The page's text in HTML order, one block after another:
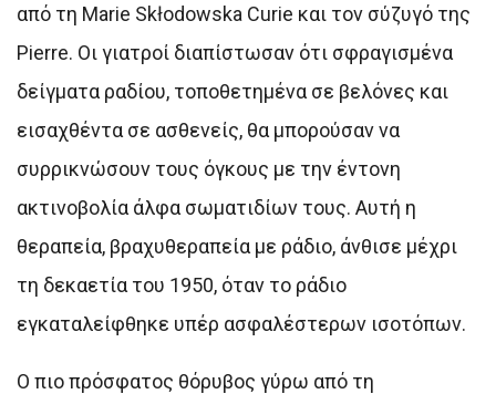
από τη Marie Skłodowska Curie και τον σύζυγό της
Pierre. Οι γιατροί διαπίστωσαν ότι σφραγισμένα
δείγματα ραδίου, τοποθετημένα σε βελόνες και
εισαχθέντα σε ασθενείς, θα μπορούσαν να
συρρικνώσουν τους όγκους με την έντονη
ακτινοβολία άλφα σωματιδίων τους. Αυτή η
θεραπεία, βραχυθεραπεία με ράδιο, άνθισε μέχρι
τη δεκαετία του 1950, όταν το ράδιο
εγκαταλείφθηκε υπέρ ασφαλέστερων ισοτόπων.
Ο πιο πρόσφατος θόρυβος γύρω από τη